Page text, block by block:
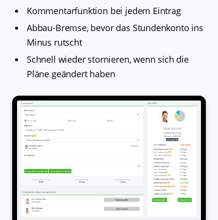
Kommentarfunktion bei jedem Eintrag
Abbau-Bremse, bevor das Stundenkonto ins
Minus rutscht
Schnell wieder stornieren, wenn sich die
Pläne geändert haben